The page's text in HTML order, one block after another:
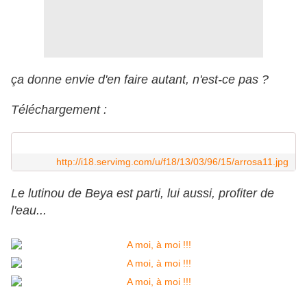
ça donne envie d'en faire autant, n'est-ce pas ?
Téléchargement :
http://i18.servimg.com/u/f18/13/03/96/15/arrosa11.jpg
Le lutinou de Beya est parti, lui aussi, profiter de
l'eau...